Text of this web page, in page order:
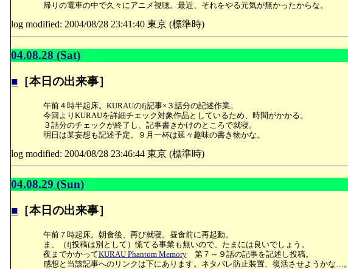
帰りの電車の中で久々にアニメ視聴。最近、それをやる元気が無かったからな。
log modified: 2004/08/28 23:41:40 東京 (標準時)
04.08.28 (Sat)
■ ［本日の出来事］
午前４時半起床。KURAUのfj記事×３話分の記述作業。
今回よりKURAUを詳細チェック対象作品としているため、時間がかかる。
３話分のチェックが終了し、記事書きかけのところで就寝。
明日は某妄想も記述予定。９月一杯は延々趣味の書き物かな。
log modified: 2004/08/28 23:46:44 東京 (標準時)
04.08.29 (Sun)
■ ［本日の出来事］
午前７時起床。朝食後、再び就寝。昼食前に再起動。
ま、（fj投稿は別として）慌てる事業も無いので、たまには良いでしょう。
夜までかかってKURAU Phantom Memory第７～９話の記事を記述し投稿。
感想と当該記事へのリンクは下にあります。ネタバレ防止装置、復活させようかな…。